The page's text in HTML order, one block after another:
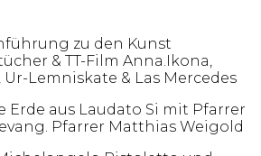
zu den Kunst
& TT-Film Anna.Ikona,
Lemniskate & Las Mercedes
Erde aus Laudato Si mit Pfarrer
Pfarrer Matthias Weigold